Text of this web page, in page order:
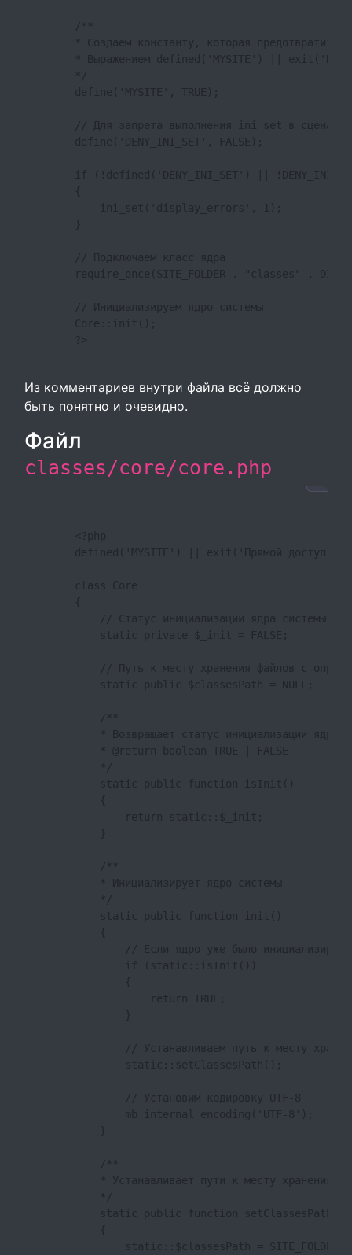
* Создаем константу, которая предотвратит
* Выражением defined('MYSITE') ||
        define('MYSITE', TRUE);
// Для запрета выполнения ini_set в
        define('DENY_INI_SET', FALSE);
if (!defined('DENY_INI_SET') ||
            ini_set('display_errors', 1);
        // Подключаем класс ядра
require_once(SITE_FOLDER . "classes" .
        // Инициализируем ядро системы
        Core::init();
Из комментариев внутри файла всё должно
быть понятно и очевидно.
Файл
classes/core/core.php
        <?php
defined('MYSITE') || exit('Прямой доступ к
        class Core
            // Статус инициализации ядра системы
            static private $_init = FALSE;
// Путь к месту хранения файлов с
            static public $classesPath = NULL;
* Возвращает статус инициализации ядра
            * @return boolean TRUE | FALSE
            static public function isInit()
                return static::$_init;
            * Инициализирует ядро системы
            static public function init()
// Если ядро уже было
                if (static::isInit())
                    return TRUE;
// Устанавливаем путь к месту
                static::setClassesPath();
                // Установим кодировку UTF-8
                mb_internal_encoding('UTF-8');
* Устанавливает пути к месту хранения
            static public function setClassesPath()
static::$classesPath = SITE_FOLDER